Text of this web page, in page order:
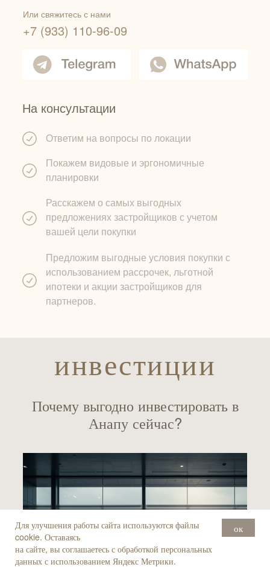
Для улучшения работы сайта используются файлы
cookie. Оставаясь
на сайте, вы соглашаетесь с обработкой персональных
данных с использованием Яндекс Метрики.
ок
Предложим выгодные условия покупки с
использованием рассрочек, льготной
ипотеки и акции застройщиков для
партнеров.
Расскажем о самых выгодных
предложениях застройщиков с учетом
вашей цели покупки
Покажем видовые и эргономичные
планировки
Ответим на вопросы по локации
На консультации
+7 (933) 110-96-09
Или свяжитесь с нами
инвестиции
Почему выгодно инвестировать в
Анапу сейчас?